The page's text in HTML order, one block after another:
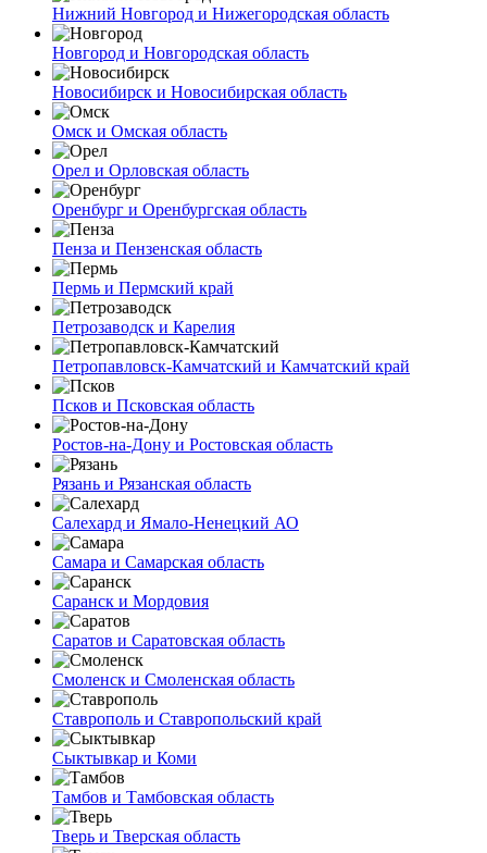
Нижний Новгород и Нижегородская область
Новгород и Новгородская область
Новосибирск и Новосибирская область
Омск и Омская область
Орел и Орловская область
Оренбург и Оренбургская область
Пенза и Пензенская область
Пермь и Пермский край
Петрозаводск и Карелия
Петропавловск-Камчатский и Камчатский край
Псков и Псковская область
Ростов-на-Дону и Ростовская область
Рязань и Рязанская область
Салехард и Ямало-Ненецкий АО
Самара и Самарская область
Саранск и Мордовия
Саратов и Саратовская область
Смоленск и Смоленская область
Ставрополь и Ставропольский край
Сыктывкар и Коми
Тамбов и Тамбовская область
Тверь и Тверская область